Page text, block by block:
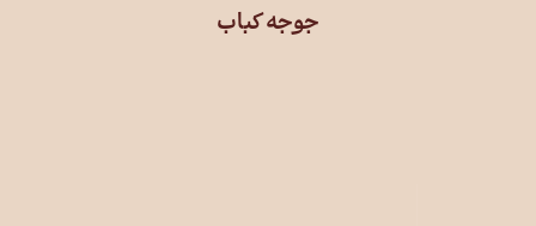
جوجه کباب